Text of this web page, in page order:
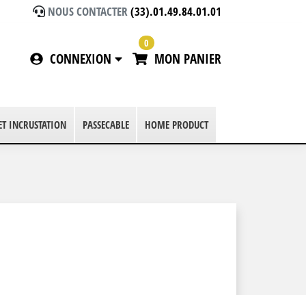
NOUS CONTACTER(33).01.49.84.01.01
CONNEXION
0
MON PANIER
INCRUSTATION PASSECABLE HOME PRODUCT